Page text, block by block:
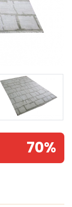
70%